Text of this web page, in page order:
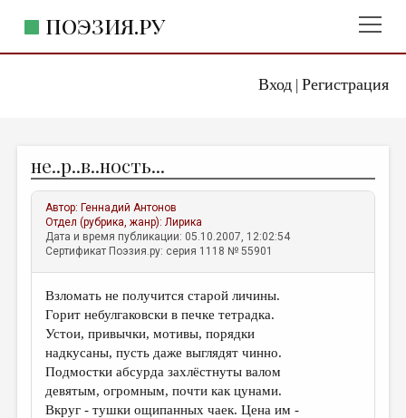
Вход| Регистрация
ПОЭЗИЯ.РУ
ЖАНРЫ
АВТОРЫ
КОММЕНТАРИИ
ЛИТСАЛОН
НОВОСТИ
ПРАВИЛА САЙТА
ОТДЕЛЫ И РУБРИКИ
ИЗБРАННОЕ
не..р..в..ность...
Автор: Геннадий Антонов
Отдел (рубрика, жанр):Лирика
Дата и время публикации: 05.10.2007, 12:02:54
Сертификат Поэзия.ру: серия 1118 № 55901
Взломать не получится старой личины.
Горит небулгаковски в печке тетрадка.
Устои, привычки, мотивы, порядки
надкусаны, пусть даже выглядят чинно.
Подмостки абсурда захлёстнуты валом
девятым, огромным, почти как цунами.
Вкруг - тушки ощипанных чаек. Цена им -